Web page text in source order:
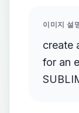
이미지 설
create
for an